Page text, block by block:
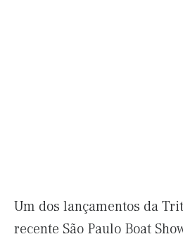
Um dos lançamentos da
recente São Paulo Boat